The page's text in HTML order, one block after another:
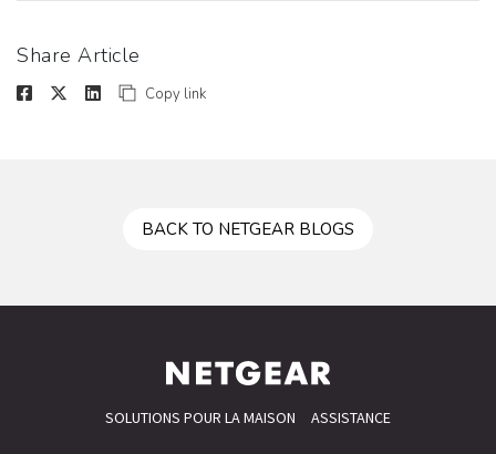
Share Article
Copy link
BACK TO NETGEAR BLOGS
SOLUTIONS POUR LA MAISON ASSISTANCE